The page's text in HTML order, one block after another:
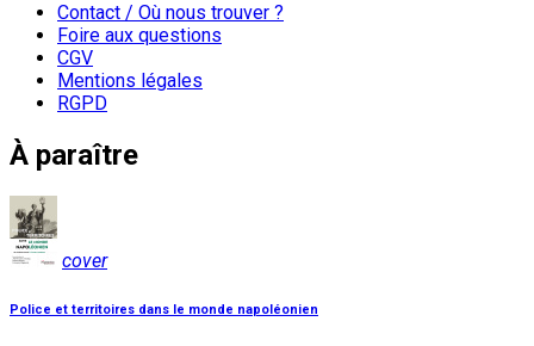
Contact / Où nous trouver ?
Foire aux questions
CGV
Mentions légales
RGPD
À paraître
cover
Police et territoires dans le monde napoléonien